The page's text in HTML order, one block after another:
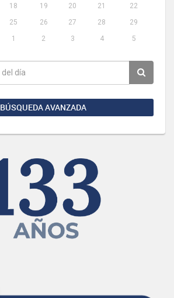
18 19 20 21
22
25 26 27 28
29
1 2 3 4 5
BÚSQUEDA AVANZADA